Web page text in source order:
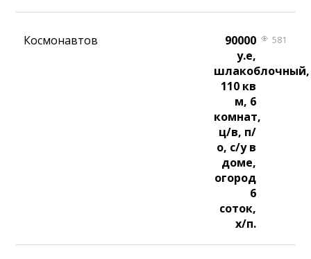
Космонавтов
90000
у.е,
шлакоблочный,
110 кв
м, 6
комнат,
ц/в, п/
о, с/у в
доме,
огород
6
соток,
х/п.
581